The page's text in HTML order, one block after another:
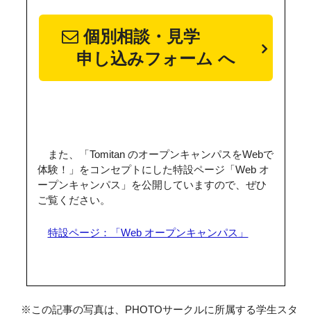
個別相談・見学
申し込みフォーム へ
また、「Tomitan のオープンキャンパスをWebで
体験！」をコンセプトにした特設ページ「Web オ
ープンキャンパス」を公開していますので、ぜひ
ご覧ください。
特設ページ：「Web オープンキャンパス」
※この記事の写真は、PHOTOサークルに所属する学生スタ